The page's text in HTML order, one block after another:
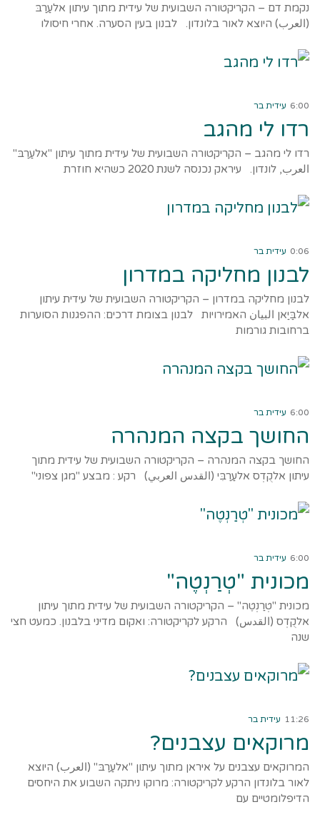
נקמת דם – הקריקטורה השבועית של עידית מתוך עיתון אלעַרַבּ
(العرب) היוצא לאור בלונדון. לבנון בעין הסערה. אחרי חיסולו
6:00 עידית בר
רדו לי מהגב
רדו לי מהגב – הקריקטורה השבועית של עידית מתוך עיתון "אלעַרַבּ"
العرب, לונדון. עיראק נכנסה לשנת 2020 כשהיא חוזרת
0:06 עידית בר
לבנון מחליקה במדרון
לבנון מחליקה במדרון – הקריקטורה השבועית של עידית עיתון
אלבַּיַאן البيان האמירויות לבנון בצומת דרכים: ההפגנות הסוערות
ברחובות גורמות
6:00 עידית בר
החושך בקצה המנהרה
החושך בקצה המנהרה – הקריקטורה השבועית של עידית מתוך
עיתון אלקֻדְס אלעַרַבִּי (القدس العربي) רקע : מבצע "מגן צפוני"
6:00 עידית בר
מכונית "טְרַנְטֶה"
מכונית "טְרַנְטֶה" – הקריקטורה השבועית של עידית מתוך עיתון
אלקֻדְס (القدس) הרקע לקריקטורה: ואקום מדיני בלבנון. כמעט חצי
שנה
11:26 עידית בר
מרוקאים עצבנים?
המרוקאים עצבנים על איראן מתוך עיתון "אלעַרַבּ" (العرب) היוצא
לאור בלונדון הרקע לקריקטורה: מרוקו ניתקה השבוע את היחסים
הדיפלומטיים עם